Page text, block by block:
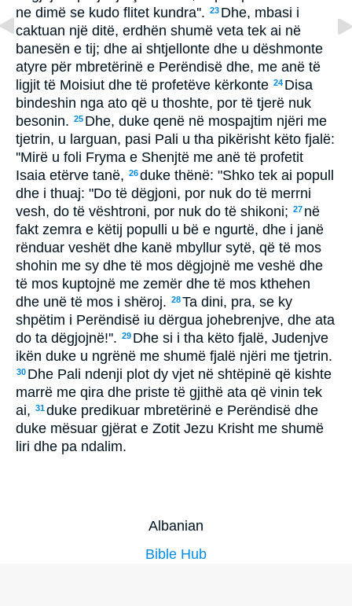
ne dimë se kudo flitet kundra''. 23 Dhe, mbasi i
caktuan një ditë, erdhën shumë veta tek ai në
banesën e tij; dhe ai shtjellonte dhe u dëshmonte
atyre për mbretërinë e Perëndisë dhe, me anë të
ligjit të Moisiut dhe të profetëve kërkonte 24 Disa
bindeshin nga ato që u thoshte, por të tjerë nuk
besonin. 25 Dhe, duke qenë në mospajtim njëri me
tjetrin, u larguan, pasi Pali u tha pikërisht këto fjalë:
''Mirë u foli Fryma e Shenjtë me anë të profetit
Isaia etërve tanë, 26duke thënë: "Shko tek ai popull
dhe i thuaj: "Do të dëgjoni, por nuk do të merrni
vesh, do të vështroni, por nuk do të shikoni; 27 në
fakt zemra e këtij populli u bë e ngurtë, dhe i janë
rënduar veshët dhe kanë mbyllur sytë, që të mos
shohin me sy dhe të mos dëgjojnë me veshë dhe
të mos kuptojnë me zemër dhe të mos kthehen
dhe unë të mos i shëroj. 28Ta dini, pra, se ky
shpëtim i Perëndisë iu dërgua johebrenjve, dhe ata
do ta dëgjojnë!''. 29 Dhe si i tha këto fjalë, Judenjve
ikën duke u ngrënë me shumë fjalë njëri me tjetrin.
30 Dhe Pali ndenji plot dy vjet në shtëpinë që kishte
marrë me qira dhe priste të gjithë ata që vinin tek
ai, 31duke predikuar mbretërinë e Perëndisë dhe
duke mësuar gjërat e Zotit Jezu Krisht me shumë
liri dhe pa ndalim.
Albanian
Bible Hub